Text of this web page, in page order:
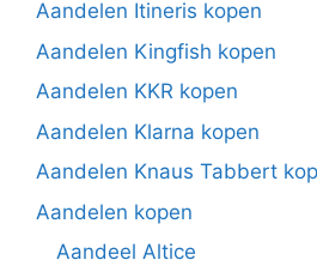
Aandelen Itineris kopen
Aandelen Kingfish kopen
Aandelen KKR kopen
Aandelen Klarna kopen
Aandelen Knaus Tabbert
Aandelen kopen
Aandeel Altice